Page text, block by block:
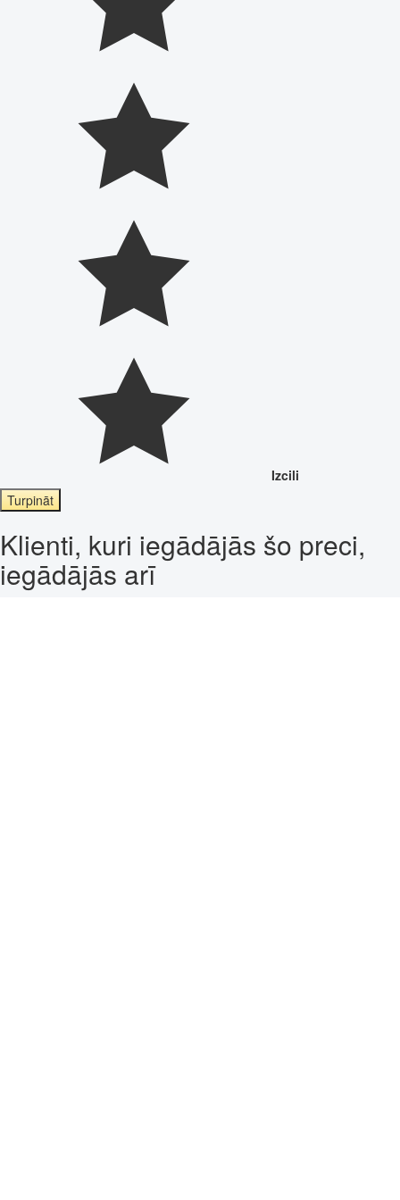
Izcili
Turpināt
Klienti, kuri iegādājās šo preci,
iegādājās arī